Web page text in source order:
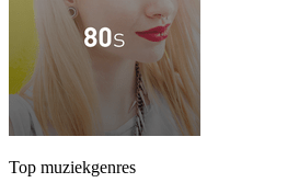
Top muziekgenres